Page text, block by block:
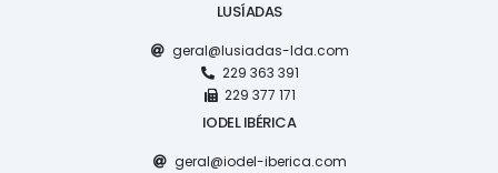
LUSÍADAS
geral@lusiadas-lda.com
229 363 391
229 377 171
IODEL IBÉRICA
geral@iodel-iberica.com